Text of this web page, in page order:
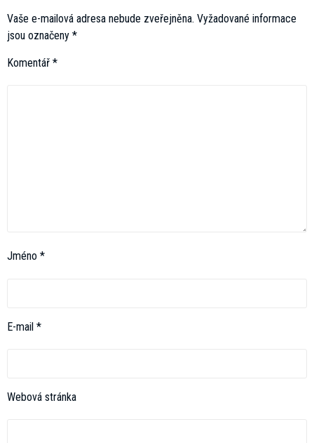
Vaše e-mailová adresa nebude zveřejněna. Vyžadované informace
jsou označeny *
Komentář *
Jméno *
E-mail *
Webová stránka